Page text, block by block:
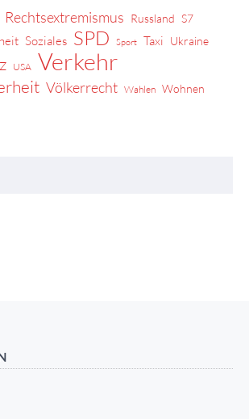
Rechtsextremismus Russland S7
Soziales SPD Sport Taxi Ukraine
USA Verkehr
Völkerrecht Wahlen Wohnen